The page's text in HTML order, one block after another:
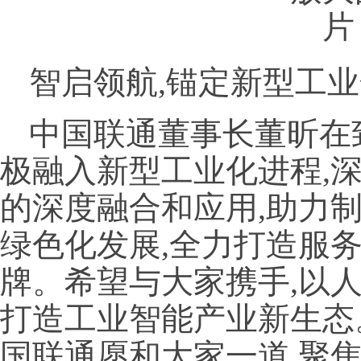
智启领航,锚定新型工
中国联通董事长董昕
极融入新型工业化进程,
的深度融合和应用,助力
绿色化发展,全力打造服
牌。希望与大家携手,以
打造工业智能产业新生